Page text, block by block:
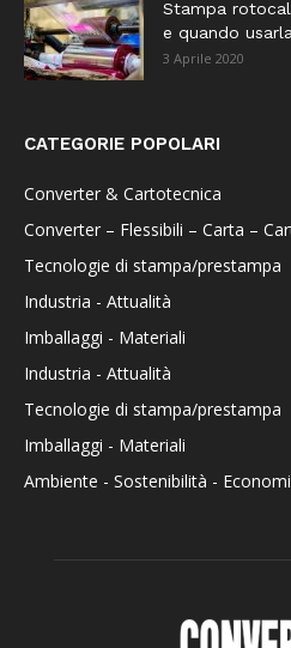
Stampa
e quando usarla
3 Aprile 2020
CATEGORIE POPOLARI
Converter & Cartotecnica
Converter – Flessibili – Carta –
Tecnologie di stampa/prestampa
Industria - Attualità
Imballaggi - Materiali
Industria - Attualità
Tecnologie di stampa/prestampa
Imballaggi - Materiali
Ambiente - Sostenibilità -